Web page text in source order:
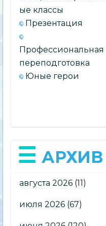
ые классы
Презентация
Профессиональная
переподготовка
Юные герои
АРХИВ
августа 2026 (11)
июля 2026 (67)